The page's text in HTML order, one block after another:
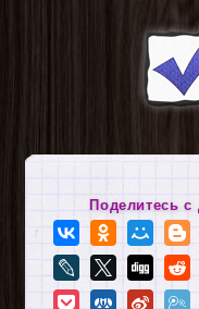
Поделитесь с